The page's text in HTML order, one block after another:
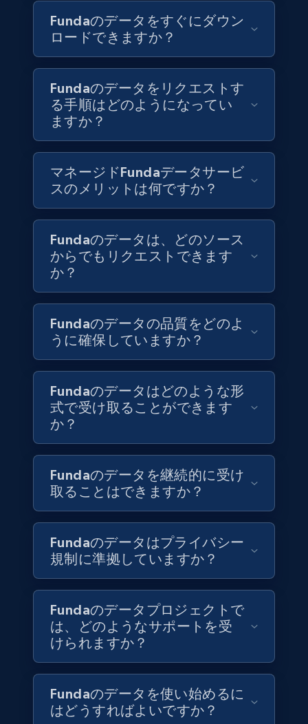
URL, Post id, User url, User username raw,
Content, Date posted, Hashtags, Num
comments, and more.
Social media
6.6K+
Indeed job listings information
Jobid, Company name, Date posted parsed, Job
title, Description text, Benefits, Qualifications,
Job type, and more.
Business
6.5K+ 761+ 今すぐ購入
Companies information enriched dataset
URL, ID lc, Name lc, Country code lc, Locations
lc, Followers lc, Employees in linkedin lc, About
Business 強化された
URL, Final price, Sku, Currency, Gtin,
Specifications, Image urls, Top reviews, and
more.
eCommerce
5.6K+ 875+ 今すぐ購入
Fundaのデータをすぐにダウン
ロードできますか？
Fundaのデータをリクエストす
る手順はどのようになってい
ますか？
マネージドFundaデータサービ
スのメリットは何ですか？
Fundaのデータは、どのソース
からでもリクエストできます
か？
Fundaのデータの品質をどのよ
うに確保していますか？
Fundaのデータはどのような形
式で受け取ることができます
か？
Fundaのデータを継続的に受け
取ることはできますか？
Fundaのデータはプライバシー
規制に準拠していますか？
Fundaのデータプロジェクトで
は、どのようなサポートを受
けられますか？
Fundaのデータを使い始めるに
はどうすればよいですか？